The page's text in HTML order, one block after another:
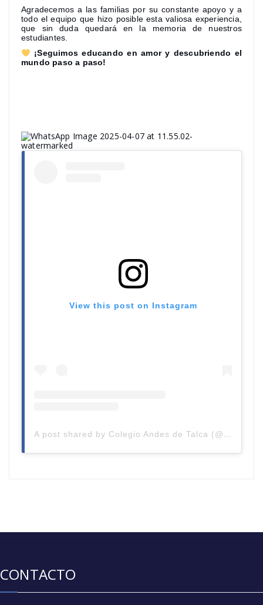
Agradecemos a las familias por su constante apoyo y a
todo el equipo que hizo posible esta valiosa experiencia,
que sin duda quedará en la memoria de nuestros
estudiantes.
¡Seguimos educando en amor y descubriendo el
mundo paso a paso!
View this post on Instagram
A post shared by Colegio Andes de Talca (@colegioandestalca)
CONTACTO